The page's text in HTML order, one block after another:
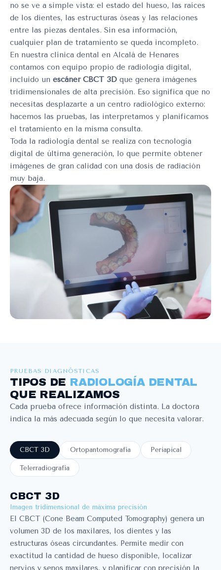
no se ve a simple vista: el estado del hueso, las raíces
de los dientes, las estructuras óseas y las relaciones
entre las piezas dentales. Sin esa información,
cualquier plan de tratamiento se queda incompleto.
En nuestra clínica dental en Alcalá de Henares
contamos con equipo propio de radiología digital,
incluido un escáner CBCT 3D que genera imágenes
tridimensionales de alta precisión. Eso significa que no
necesitas desplazarte a un centro radiológico externo:
hacemos las pruebas, las interpretamos y planificamos
el tratamiento en la misma consulta.
Toda la radiología dental se realiza con tecnología
digital de última generación, lo que permite obtener
imágenes de gran calidad con una dosis de radiación
muy baja.
PRUEBAS DIAGNÓSTICAS
TIPOS DE RADIOLOGÍA DENTAL
QUE REALIZAMOS
Cada prueba ofrece información distinta. La doctora
indica la más adecuada según lo que necesita valorar.
CBCT 3D Ortopantomografía Periapical
Telerradiografía
CBCT 3D
Imagen tridimensional de máxima precisión
El CBCT (Cone Beam Computed Tomography) genera un
volumen 3D de los maxilares, los dientes y las
estructuras óseas circundantes. Permite medir con
exactitud la cantidad de hueso disponible, localizar
nervios y senos maxilares, y planificar con precisión la